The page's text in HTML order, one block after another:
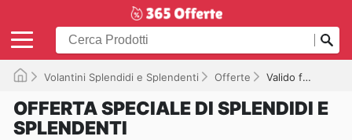
Volantini Splendidi e Splendenti Offerte Valido fino a 14/07/2026
OFFERTA SPECIALE DI SPLENDIDI E
SPLENDENTI